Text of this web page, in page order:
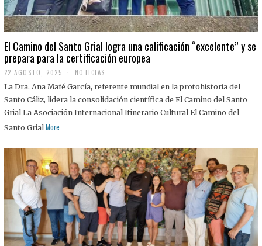
El Camino del Santo Grial logra una calificación “excelente” y se
prepara para la certificación europea
22 AGOSTO, 2025
2
A
G
O
S
2
5
NOTICIAS
La Dra. Ana Mafé García, referente mundial en la protohistoria del
Santo Cáliz, lidera la consolidación científica de El Camino del Santo
Grial La Asociación Internacional Itinerario Cultural El Camino del
Santo Grial More